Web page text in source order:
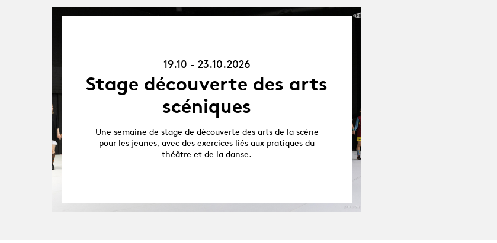
19.10 - 23.10.2026
Stage découverte des arts
scéniques
Une semaine de stage de découverte des arts de la scène
pour les jeunes, avec des exercices liés aux pratiques du
théâtre et de la danse.